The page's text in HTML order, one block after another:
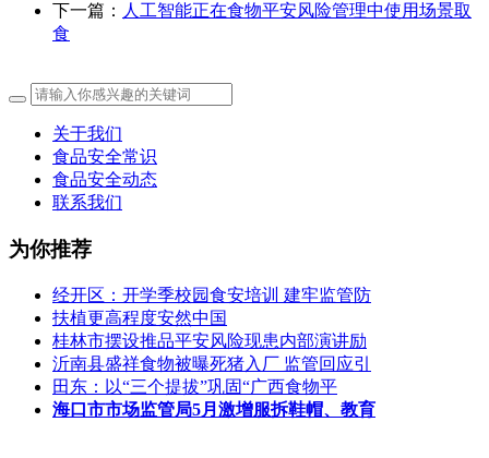
下一篇： 人工智能正在食物平安风险管理中使用场景取
食
关于我们
食品安全常识
食品安全动态
联系我们
为你推荐
经开区：开学季校园食安培训 建牢监管防
扶植更高程度安然中国
桂林市摆设推品平安风险现患内部演讲励
沂南县盛祥食物被曝死猪入厂 监管回应引
田东：以“三个提拔”巩固“广西食物平
海口市市场监管局5月激增服拆鞋帽、教育